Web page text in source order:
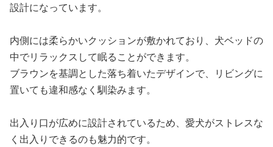
設計になっています。
内側には柔らかいクッションが敷かれており、犬ベッドの
中でリラックスして眠ることができます。
ブラウンを基調とした落ち着いたデザインで、リビングに
置いても違和感なく馴染みます。
出入り口が広めに設計されているため、愛犬がストレスな
く出入りできるのも魅力的です。